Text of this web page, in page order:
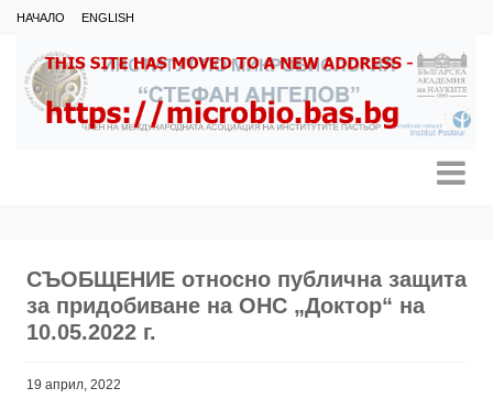
НАЧАЛО ENGLISH
СЪОБЩЕНИЕ относно публична защита
за придобиване на ОНС „Доктор“ на
10.05.2022 г.
19 април, 2022